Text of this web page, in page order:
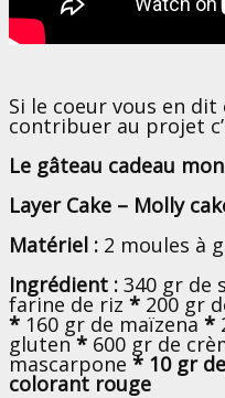
Si le coeur vous en dit
contribuer au projet
Le gâteau cadeau
Layer Cake – Molly
Matériel : 2 moules à
Ingrédient : 340 gr de
farine de riz * 200 gr
* 160 gr de maïzena *
gluten* 600 gr de
mascarpone * 10 gr
colorant rouge